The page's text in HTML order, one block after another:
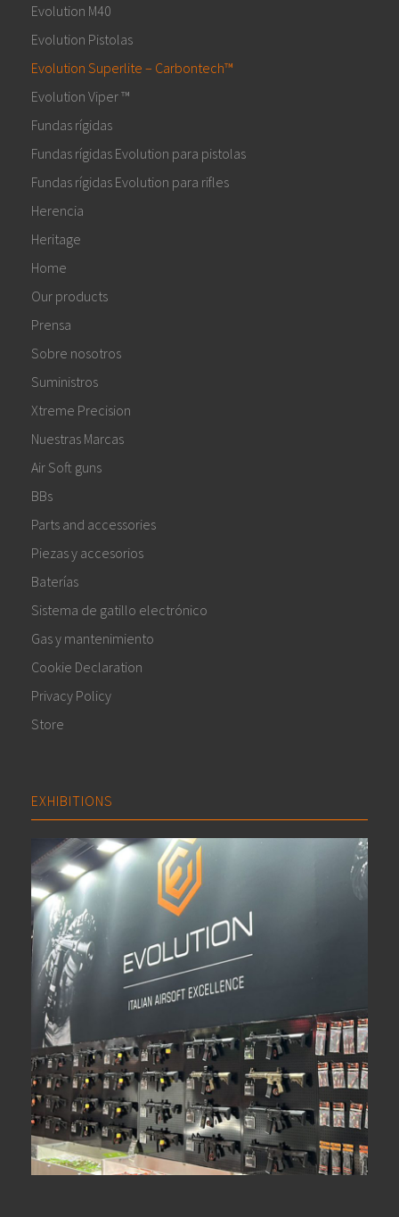
Evolution M40
Evolution Pistolas
Evolution Superlite – Carbontech™
Evolution Viper ™
Fundas rígidas
Fundas rígidas Evolution para pistolas
Fundas rígidas Evolution para rifles
Herencia
Heritage
Home
Our products
Prensa
Sobre nosotros
Suministros
Xtreme Precision
Nuestras Marcas
Air Soft guns
BBs
Parts and accessories
Piezas y accesorios
Baterías
Sistema de gatillo electrónico
Gas y mantenimiento
Cookie Declaration
Privacy Policy
Store
EXHIBITIONS